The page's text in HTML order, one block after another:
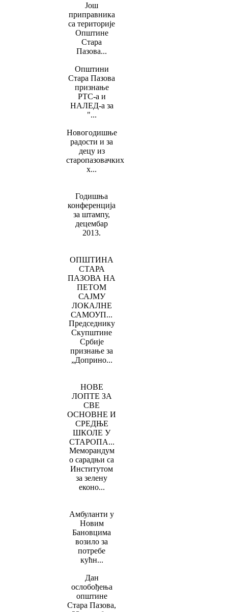
Још
приправника
са територије
Општине
Стара
Пазова...
Општини
Стара Пазова
признање
РТС-а и
НАЛЕД-а за
"...
Новогодишње
радости и за
децу из
старопазовачких
х...
Годишња
конференција
за штампу,
децембар
2013.
ОПШТИНА
СТАРА
ПАЗОВА НА
ПЕТОМ
САЈМУ
ЛОКАЛНЕ
САМОУП...
Председнику
Скупштине
Србије
признање за
„Доприно...
НОВЕ
ЛОПТЕ ЗА
СВЕ
ОСНОВНЕ И
СРЕДЊЕ
ШКОЛЕ У
СТАРОПА...
Меморандум
о сарадњи са
Институтом
за зелену
еконо...
Амбуланти у
Новим
Бановцима
возило за
потребе
кућн...
Дан
ослобођења
општине
Стара Пазова,